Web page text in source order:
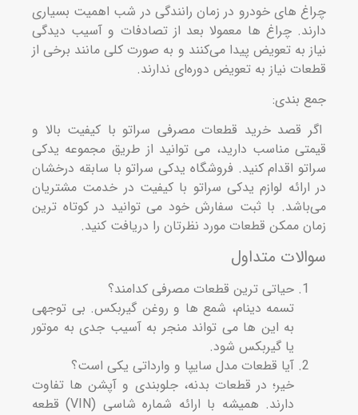
های خودرو در زمان رانندگی در شب اهمیت بسیاری
چراغ‌ ها معمولا بعد از تصادفات و آسیب دیدگی
به تعویض پیدا می‌کنند و به صورت کلی مانند برخی از
نیاز به تعویض دوره‌ای ندارند.
بندی:
قصد خرید قطعات مصرفی سراتو با کیفیت بالا و
مناسب دارید، می‌ توانید از طریق مجموعه یدکی
اقدام کنید. فروشگاه یدکی سراتو با سابقه درخشان
لوازم یدکی سراتو با کیفیت در خدمت مشتریان
با ثبت سفارش خود می‌ توانید در کوتاه ترین
ممکن قطعات مورد نظرتان را دریافت کنید.
متداول
حیاتی ترین قطعات مصرفی کدامند؟
تسمه دینام، شمع ها و روغن گیربکس. بی توجهی
به این ها می تواند منجر به آسیب جدی به موتور
یا گیربکس شود.
آیا قطعات مدل سایپا و وارداتی یکی است؟
خیر؛ در قطعات بدنه، جلوبندی و آپشن ها تفاوت
دارند. همیشه با ارائه شماره شاسی (VIN) قطعه